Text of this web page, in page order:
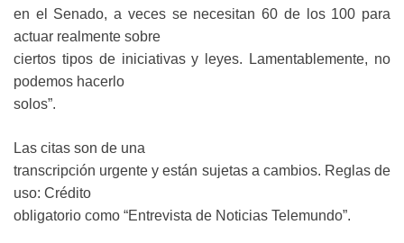
en el Senado, a veces se necesitan 60 de los 100 para
actuar realmente sobre
ciertos tipos de iniciativas y leyes. Lamentablemente, no
podemos hacerlo
solos”.
Las citas son de una
transcripción urgente y están sujetas a cambios. Reglas de
uso: Crédito
obligatorio como “Entrevista de Noticias Telemundo”.